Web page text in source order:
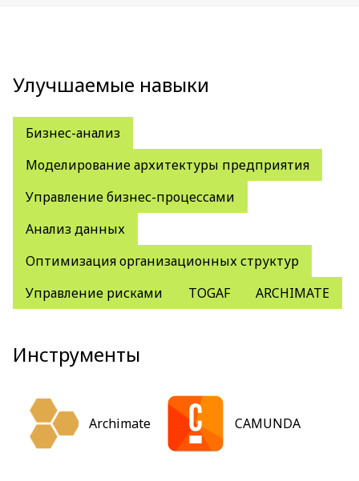
Улучшаемые навыки
Бизнес-анализ
Моделирование архитектуры предприятия
Управление бизнес-процессами
Анализ данных
Оптимизация организационных структур
Управление рисками
TOGAF ARCHIMATE
Инструменты
Archimate CAMUNDA